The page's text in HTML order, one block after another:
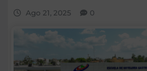
Ago 21, 2025 0